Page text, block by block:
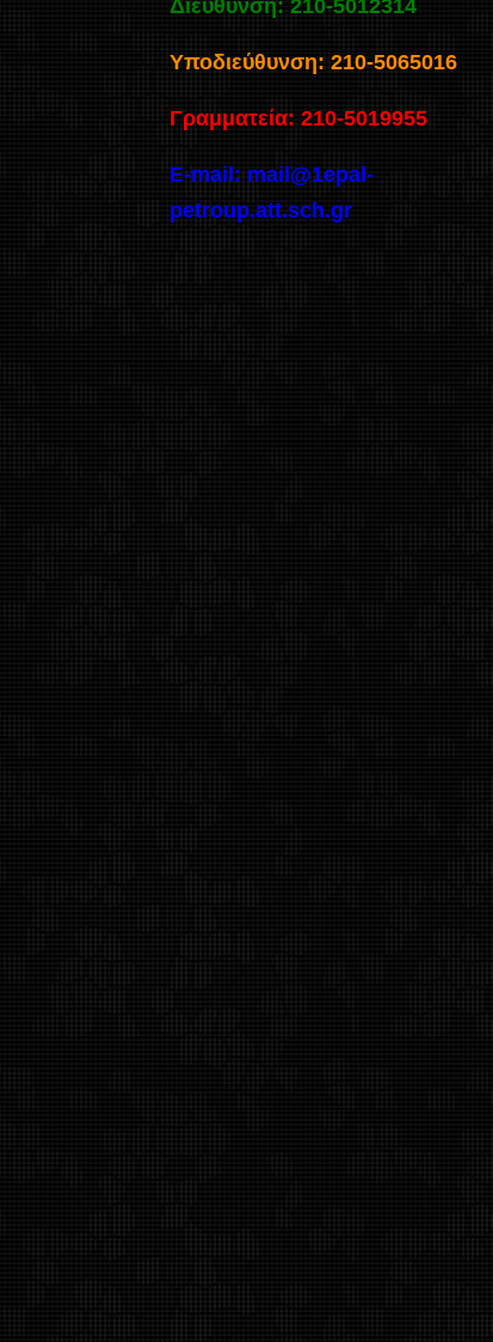
Διεύθυνση: 210-5012314
Υποδιεύθυνση: 210-5065016
Γραμματεία: 210-5019955
E-mail: mail@1epal-
petroup.att.sch.gr